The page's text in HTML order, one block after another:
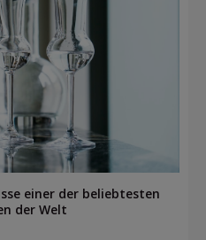
einer der beliebtesten
der Welt